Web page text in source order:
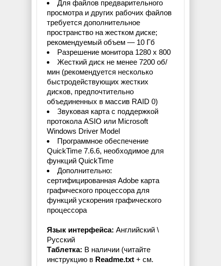
Для файлов предварительного
просмотра и других рабочих файлов
требуется дополнительное
пространство на жестком диске;
рекомендуемый объем — 10 Гб
Разрешение монитора 1280 x 800
Жесткий диск не менее 7200 об/
мин (рекомендуется несколько
быстродействующих жестких
дисков, предпочтительно
объединенных в массив RAID 0)
Звуковая карта с поддержкой
протокола ASIO или Microsoft
Windows Driver Model
Программное обеспечение
QuickTime 7.6.6, необходимое для
функций QuickTime
Дополнительно:
сертифицированная Adobe карта
графического процессора для
функций ускорения графического
процессора
Язык интерфейса: Английский \
Русский
Таблетка: В наличии (читайте
инструкцию в Readme.txt + см.